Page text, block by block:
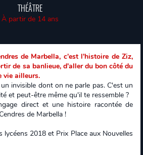
THÉÂTRE
À partir de 14 ans
de Marbella, c'est l'histoire de Ziz,
de sa banlieue, d'aller du bon côté du
vie ailleurs.
invisible dont on ne parle pas. C'est un
et peut-être même qu'il te ressemble ?
direct et une histoire racontée de
de Marbella !
lycéens 2018 et Prix Place aux Nouvelles